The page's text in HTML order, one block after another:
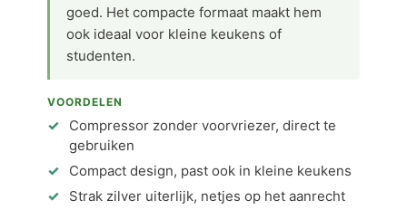
goed. Het compacte formaat maakt hem
ook ideaal voor kleine keukens of
studenten.
VOORDELEN
Compressor zonder voorvriezer, direct te
gebruiken
Compact design, past ook in kleine keukens
Strak zilver uiterlijk, netjes op het aanrecht